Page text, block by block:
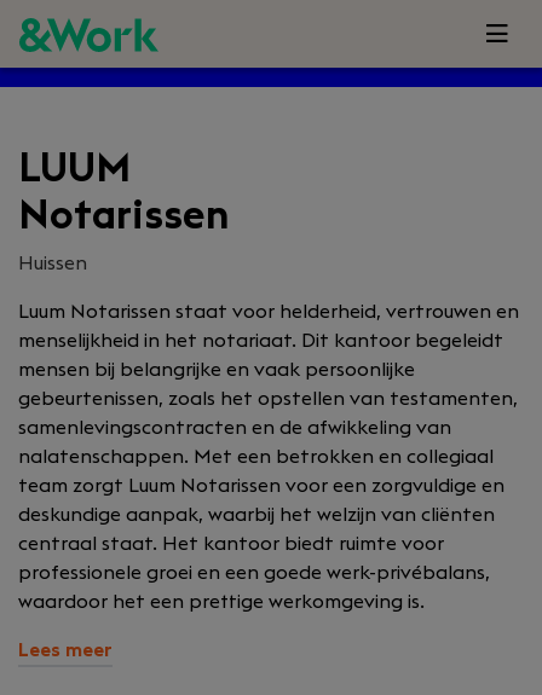
LUUM
Notarissen
Huissen
Luum Notarissen staat voor helderheid, vertrouwen en
menselijkheid in het notariaat. Dit kantoor begeleidt
mensen bij belangrijke en vaak persoonlijke
gebeurtenissen, zoals het opstellen van testamenten,
samenlevingscontracten en de afwikkeling van
nalatenschappen. Met een betrokken en collegiaal
team zorgt Luum Notarissen voor een zorgvuldige en
deskundige aanpak, waarbij het welzijn van cliënten
centraal staat. Het kantoor biedt ruimte voor
professionele groei en een goede werk-privébalans,
waardoor het een prettige werkomgeving is.
Lees meer